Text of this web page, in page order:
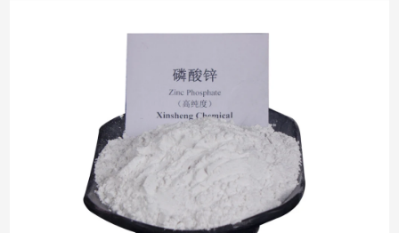
PRODUK